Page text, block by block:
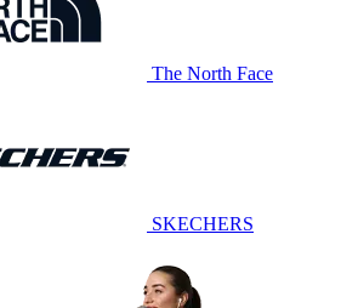
The North Face
SKECHERS